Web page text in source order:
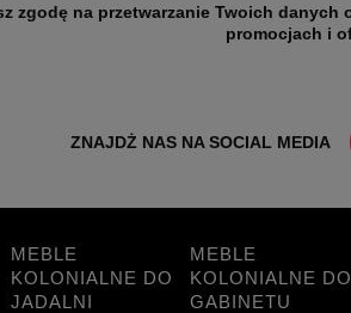
danych osobowych przez Meble Indian Sp. z o.o. w celu
promocjach i
ZNAJDŻ NAS NA SOCIAL MEDIA
MEBLE
KOLONIALNE DO
JADALNI
MEBLE
KOLONIALNE DO
GABINETU